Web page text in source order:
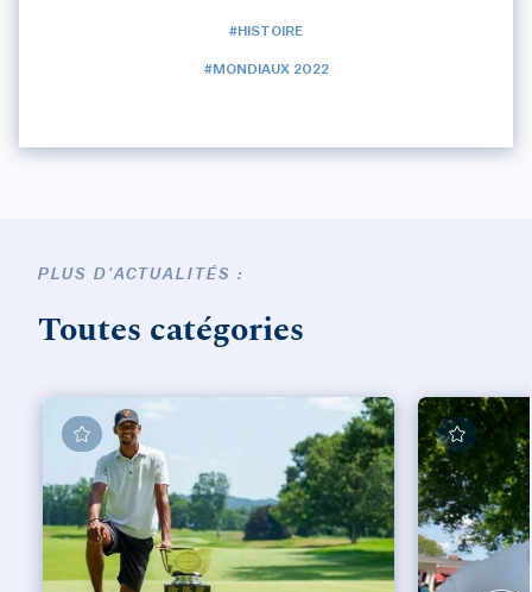
#HISTOIRE
#MONDIAUX 2022
PLUS D'ACTUALITÉS :
Toutes catégories